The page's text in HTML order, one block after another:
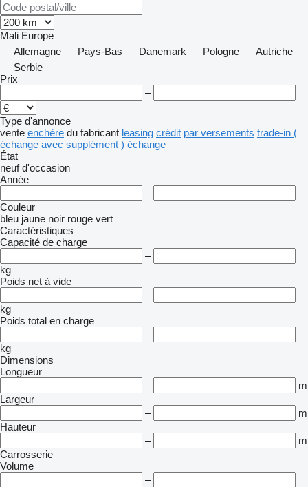
Mali Europe
Allemagne
Pays-Bas Danemark Pologne
Autriche
Serbie
Prix
–
Type d'annonce
vente enchère du fabricant leasing crédit par versements trade-in (
échange avec supplément ) échange
État
neuf d'occasion
Année
–
Couleur
bleu jaune noir rouge vert
Caractéristiques
Capacité de charge
–
kg
Poids net à vide
–
kg
Poids total en charge
–
kg
Dimensions
Longueur
–
m
Largeur
–
m
Hauteur
–
m
Carrosserie
Volume
–